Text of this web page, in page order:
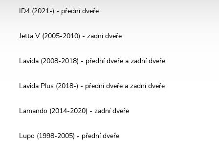
ID4 (2021-) - přední dveře
Jetta V (2005-2010) - zadní dveře
Lavida (2008-2018) - přední dveře a zadní dveře
Lavida Plus (2018-) - přední dveře a zadní dveře
Lamando (2014-2020) - zadní dveře
Lupo (1998-2005) - přední dveře